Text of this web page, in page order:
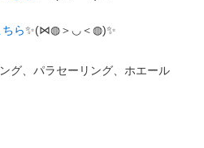
ちら✨(⋈◍＞◡＜◍)✨
グ、パラセーリング、ホエール